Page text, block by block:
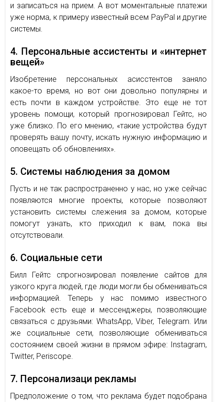
и записаться на прием. А вот моментальные платежи
уже норма, к примеру известный всем PayPal и другие
си­сте­мы.
4. Персональные ассистенты и «интернет
вещей»
Изобретение персональных асисстентов заняло
какое-то время, но вот они довольно популярны и
есть почти в каждом устройстве. Это еще не тот
уровень помощи, который прогнозировал Гейтс, но
уже близко. По его мнению, «такие устройства будут
про­ве­рять вашу почту, ис­кать нуж­ную ин­фор­ма­цию и
опо­ве­щать об об­нов­ле­ни­ях».
5. Системы наблюдения за домом
Пусть и не так распространенно у нас, но уже сейчас
появляются многие проекты, которые позволяют
установить системы слежения за домом, которые
помогут узнать, кто приходил к вам, пока вы
отсутствовали.
6. Социальные сети
Билл Гейтс спрогнозировал появление сайтов для
узкого круга людей, где люди могли бы обмениваться
информацией. Теперь у нас помимо известного
Facebook есть еще и мессенджеры, позволяющие
связаться с друзьями: WhatsApp, Viber, Telegram. Или
же социальные сети, позволяющие обмениваться
состоянием своей жизни в прямом эфире: Instagram,
Twitter, Periscope.
7. Персонализаци рекламы
Предположение о том, что реклама будет подобрана